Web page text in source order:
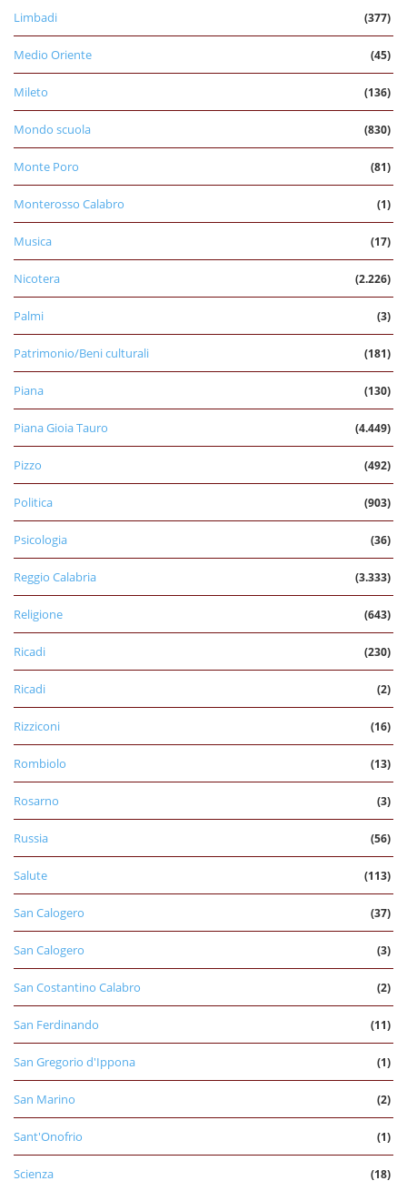
Limbadi (377)
Medio Oriente (45)
Mileto (136)
Mondo scuola (830)
Monte Poro (81)
Monterosso Calabro (1)
Musica (17)
Nicotera (2.226)
Palmi (3)
Patrimonio/Beni culturali (181)
Piana (130)
Piana Gioia Tauro (4.449)
Pizzo (492)
Politica (903)
Psicologia (36)
Reggio Calabria (3.333)
Religione (643)
Ricadi (230)
Ricadi (2)
Rizziconi (16)
Rombiolo (13)
Rosarno (3)
Russia (56)
Salute (113)
San Calogero (37)
San Calogero (3)
San Costantino Calabro (2)
San Ferdinando (11)
San Gregorio d'Ippona (1)
San Marino (2)
Sant'Onofrio (1)
Scienza (18)